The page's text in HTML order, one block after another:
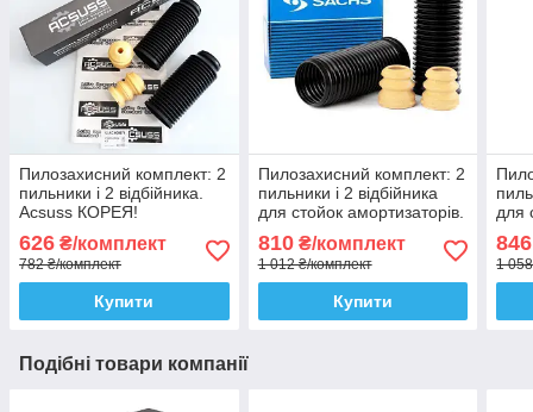
Пилозахисний комплект: 2
пильники і 2 відбійника.
Acsuss КОРЕЯ!
626 ₴/комплект
782 ₴/комплект
Купити
Пилозахисний комплект: 2
пильники і 2 відбійника
для стойок амортизаторів.
810₴/комплект
1 012 ₴/комплект
Купити
для
846
1
Подібні товари компанії